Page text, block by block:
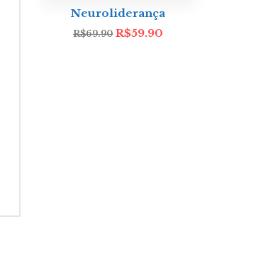
Neuroliderança
R$69.90 R$59.90